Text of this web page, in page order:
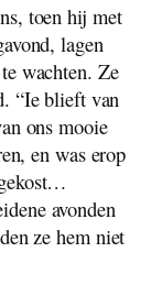
toen hij met
lagen
wachten. Ze
“Ie blieft van
ons mooie
en was erop
avonden
ze hem niet